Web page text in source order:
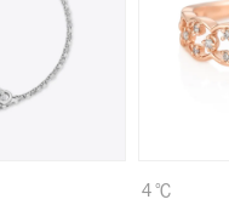
４℃